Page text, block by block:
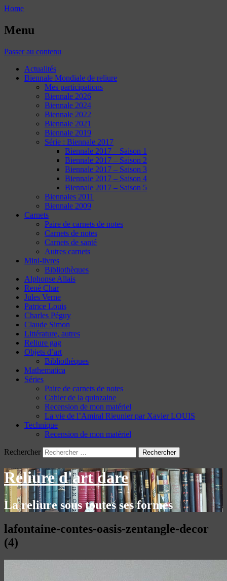
Home
Menu
Passer au contenu
Actualités
Biennale Mondiale de reliure
Mes participations
Biennale 2026
Biennale 2024
Biennale 2022
Biennale 2021
Biennale 2019
Série : Biennale 2017
Biennale 2017 – Saison 1
Biennale 2017 – Saison 2
Biennale 2017 – Saison 3
Biennale 2017 – Saison 4
Biennale 2017 – Saison 5
Biennales 2011
Biennale 2009
Carnets
Paire de carnets de notes
Carnets de notes
Carnets de santé
Autres carnets
Mini-livres
Bibliothèques
Alphonse Allais
René Char
Jules Verne
Patrice Louis
Charles Péguy
Claude Simon
Littérature, autres
Reliure gag
Objets d’art
Bibliothèques
Mathematica
Séries
Paire de carnets de notes
Cahier de la quinzaine
Recension de mon matériel
La vie de l’Amiral Rieunier par Xavier LOUIS
Technique
Recension de mon matériel
Rechercher
Reliure d'art dare
La reliure sous toutes ses formes
lafontaine-contes-oasis-zentangle-decor
(4)